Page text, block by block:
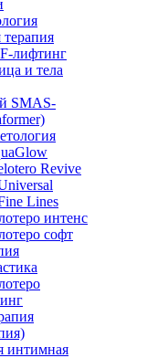
лифтинг
и тела
SMAS-
Revive
Lines
интенс
софт
интимная